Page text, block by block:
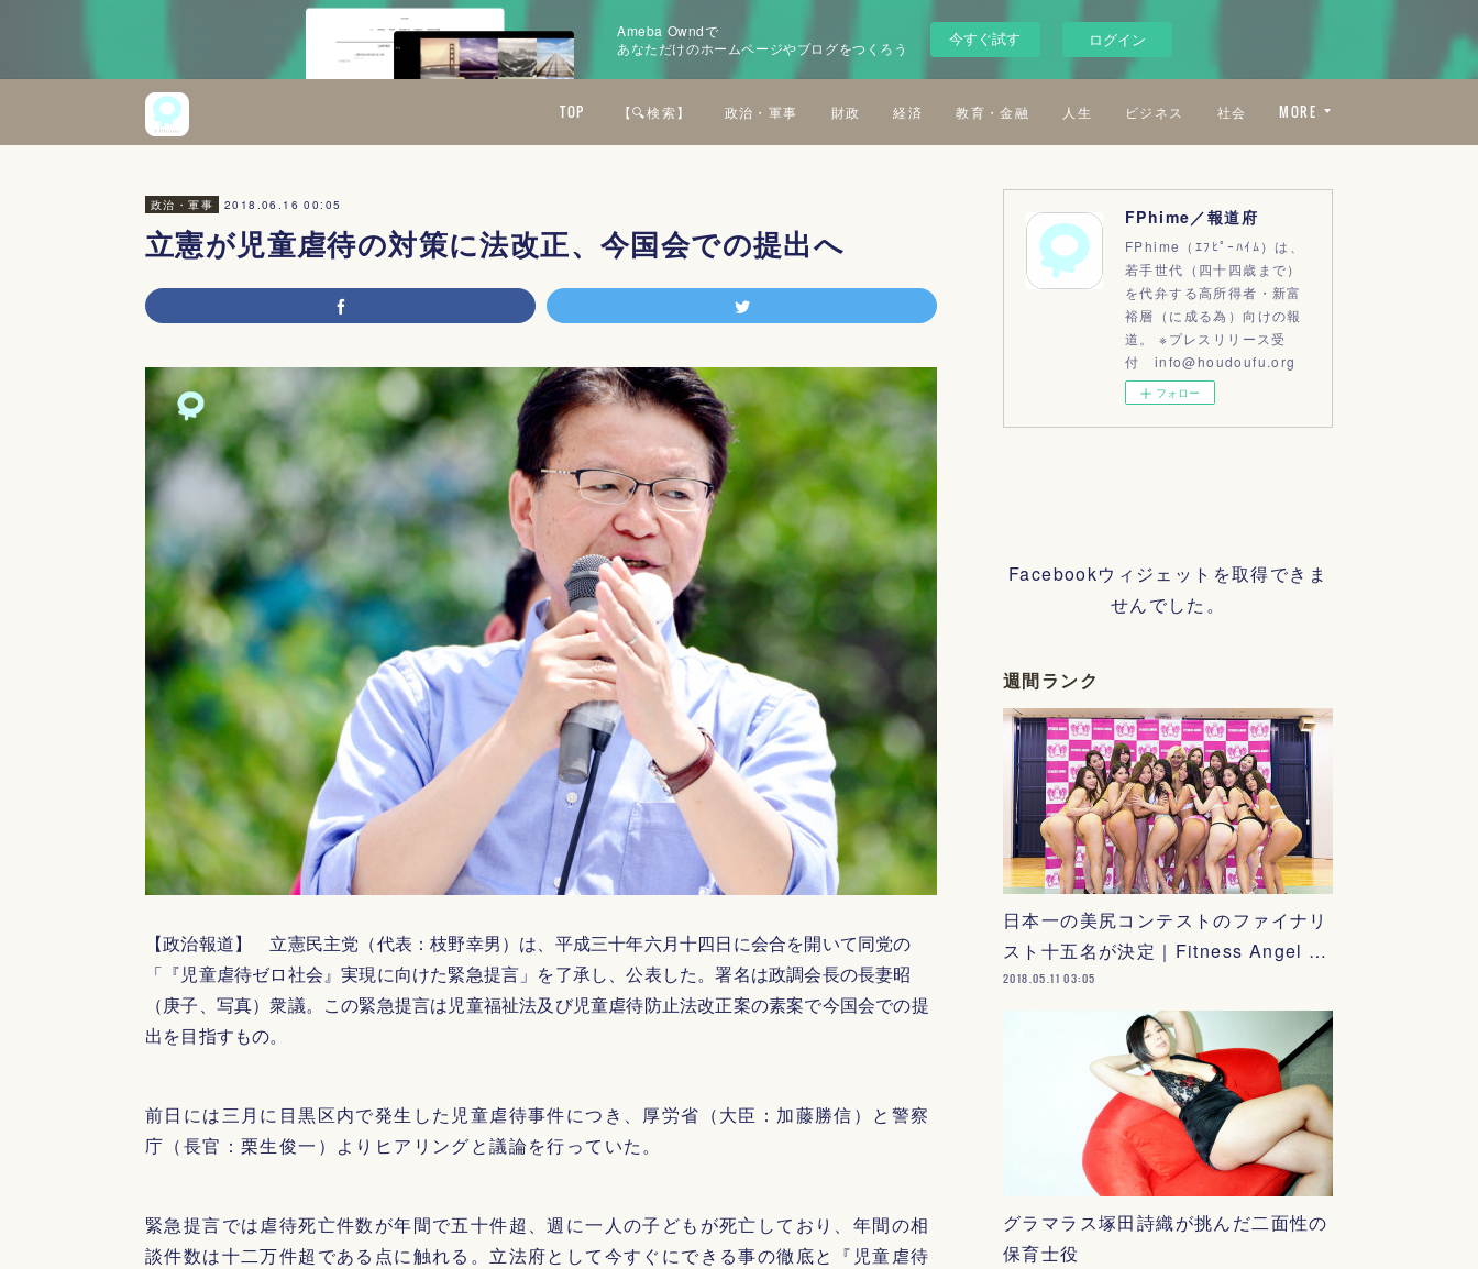
Ameba Owndで
あなただけのホームページやブログをつくろう
今すぐ試す ログイン
TOP 【🔍検索】 政治・軍事 財政 経済 教育・金融 人生 ビジネス 社会 MORE
政治・軍事 2018.06.16 00:05
立憲が児童虐待の対策に法改正、今国会での提出へ
【政治報道】 立憲民主党（代表：枝野幸男）は、平成三十年六月十四日に会合を開いて同党の
「『児童虐待ゼロ社会』実現に向けた緊急提言」を了承し、公表した。署名は政調会長の長妻昭
（庚子、写真）衆議。この緊急提言は児童福祉法及び児童虐待防止法改正案の素案で今国会での提
出を目指すもの。
前日には三月に目黒区内で発生した児童虐待事件につき、厚労省（大臣：加藤勝信）と警察
庁（長官：栗生俊一）よりヒアリングと議論を行っていた。
緊急提言では虐待死亡件数が年間で五十件超、週に一人の子どもが死亡しており、年間の相
談件数は十二万件超である点に触れる。立法府として今すぐにできる事の徹底と『児童虐待
FPhime／報道府
FPhime（ｴﾌﾋﾟｰﾊｲﾑ）は、
若手世代（四十四歳まで）
を代弁する高所得者・新富
裕層（に成る為）向けの報
道。 ※プレスリリース受
付 info@houdoufu.org
フォロー
Facebookウィジェットを取得できま
せんでした。
週間ランク
日本一の美尻コンテストのファイナリ
スト十五名が決定｜Fitness Angel …
2018.05.11 03:05
グラマラス塚田詩織が挑んだ二面性の
保育士役